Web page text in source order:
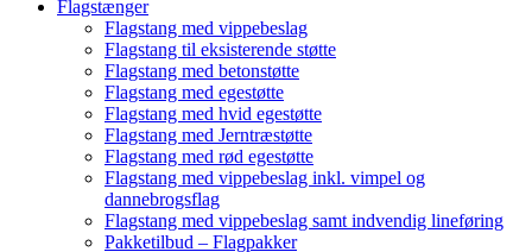
Flagstænger
Flagstang med vippebeslag
Flagstang til eksisterende støtte
Flagstang med betonstøtte
Flagstang med egestøtte
Flagstang med hvid egestøtte
Flagstang med Jerntræstøtte
Flagstang med rød egestøtte
Flagstang med vippebeslag inkl. vimpel og
dannebrogsflag
Flagstang med vippebeslag samt indvendig lineføring
Pakketilbud – Flagpakker